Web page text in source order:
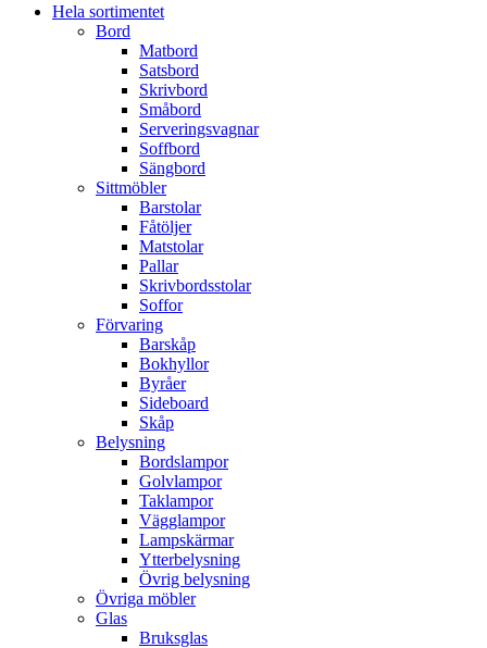
Hela sortimentet
Bord
Matbord
Satsbord
Skrivbord
Småbord
Serveringsvagnar
Soffbord
Sängbord
Sittmöbler
Barstolar
Fåtöljer
Matstolar
Pallar
Skrivbordsstolar
Soffor
Förvaring
Barskåp
Bokhyllor
Byråer
Sideboard
Skåp
Belysning
Bordslampor
Golvlampor
Taklampor
Vägglampor
Lampskärmar
Ytterbelysning
Övrig belysning
Övriga möbler
Glas
Bruksglas